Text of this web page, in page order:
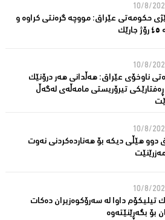
10/8/
حکومەتی عێراق: مووچە گرەنتی کراوە و
10/8/
ناوخۆی عێراق: هەڵدانی هەر درۆنێک
تیرۆریستی مامەڵەی لەگەڵ
10/8/
دوو هێڵى دیکە بۆ هەناردەکردنی نەوت
10/8/
تیلیکۆم داوا لە سەرۆکوەزیران دەکات
بۆ بگەڕێنێتەوە